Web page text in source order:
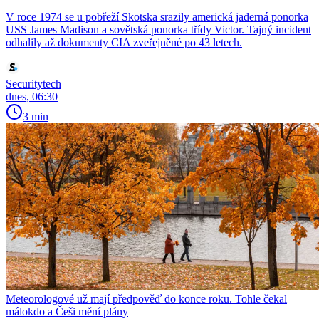
V roce 1974 se u pobřeží Skotska srazily americká jaderná ponorka
USS James Madison a sovětská ponorka třídy Victor. Tajný incident
odhalily až dokumenty CIA zveřejněné po 43 letech.
Securitytech
dnes, 06:30
3 min
Meteorologové už mají předpověď do konce roku. Tohle čekal
málokdo a Češi mění plány